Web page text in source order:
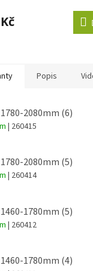
Popis
2080mm (6)
| 260415
2080mm (5)
| 260414
1780mm (5)
| 260412
1780mm (4)